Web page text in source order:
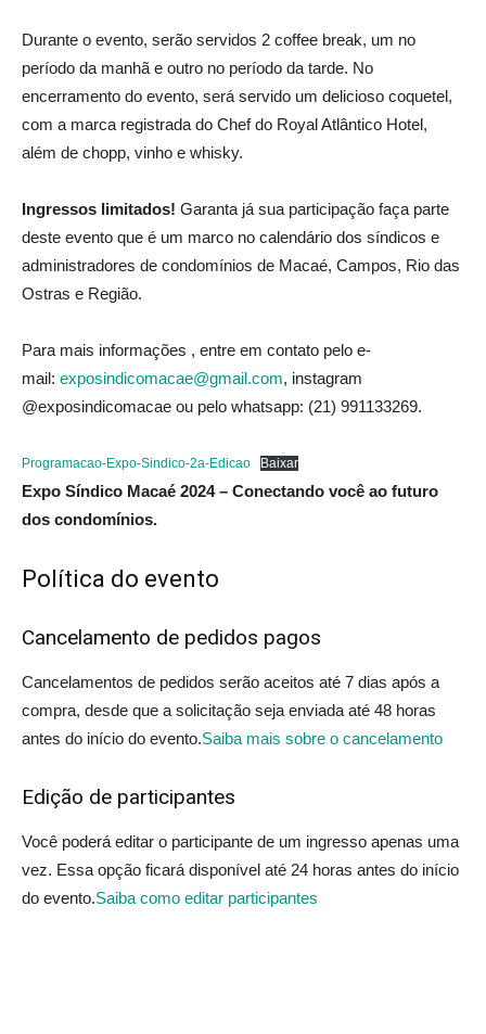
Durante o evento, serão servidos 2 coffee break, um no
período da manhã e outro no período da tarde. No
encerramento do evento, será servido um delicioso coquetel,
com a marca registrada do Chef do Royal Atlântico Hotel,
além de chopp, vinho e whisky.
Ingressos limitados! Garanta já sua participação faça parte
deste evento que é um marco no calendário dos síndicos e
administradores de condomínios de Macaé, Campos, Rio das
Ostras e Região.
Para mais informações , entre em contato pelo e-
mail: exposindicomacae@gmail.com, instagram
@exposindicomacae ou pelo whatsapp: (21) 991133269.
Programacao-Expo-Sindico-2a-Edicao Baixar
Expo Síndico Macaé 2024 – Conectando você ao futuro
dos condomínios.
Política do evento
Cancelamento de pedidos pagos
Cancelamentos de pedidos serão aceitos até 7 dias após a
compra, desde que a solicitação seja enviada até 48 horas
antes do início do evento.Saiba mais sobre o cancelamento
Edição de participantes
Você poderá editar o participante de um ingresso apenas uma
vez. Essa opção ficará disponível até 24 horas antes do início
do evento.Saiba como editar participantes